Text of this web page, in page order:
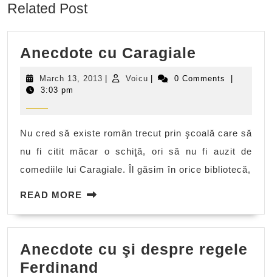
Related Post
Anecdote cu Caragiale
Caragiale
March 13, 2013 MarchVoicu Voicu 0 Comments
3:03 pm
Nu cred să existe român trecut prin şcoală care să
nu fi citit măcar o schiţă, ori să nu fi auzit de
comediile lui Caragiale. Îl găsim în orice bibliotecă,
READ MORE READ
Anecdote cu şi despre regele
Ferdinand